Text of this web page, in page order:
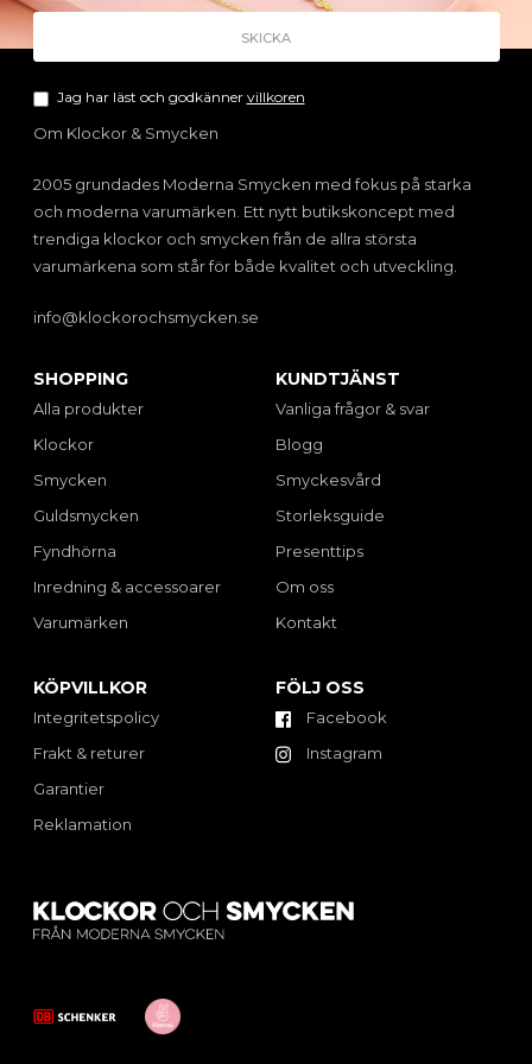
Jag har läst och godkänner villkoren
Om Klockor & Smycken
2005 grundades Moderna Smycken med fokus på starka
och moderna varumärken. Ett nytt butikskoncept med
trendiga klockor och smycken från de allra största
varumärkena som står för både kvalitet och utveckling.
info@klockorochsmycken.se
SHOPPING
Alla produkter
Klockor
Smycken
Guldsmycken
Fyndhörna
Inredning & accessoarer
Varumärken
KUNDTJÄNST
Vanliga frågor & svar
Blogg
Smyckesvård
Storleksguide
Presenttips
Om oss
Kontakt
KÖPVILLKOR
Integritetspolicy
Frakt & returer
Garantier
Reklamation
FÖLJ OSS
Facebook
Instagram